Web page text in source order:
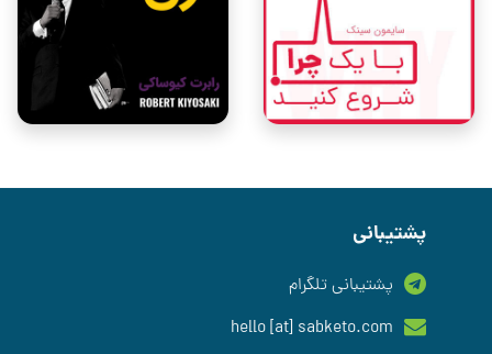
پشتیبانی
پشتیبانی تلگرام
hello [at] sabketo.com